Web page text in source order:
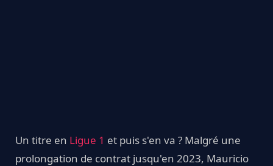
Un titre en Ligue 1 et puis s'en va ? Malgré une
prolongation de contrat jusqu'en 2023, Mauricio